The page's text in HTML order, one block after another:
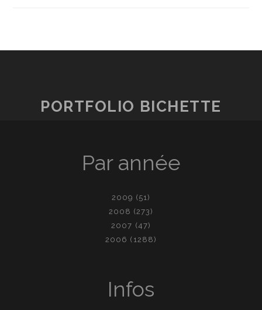
PORTFOLIO BICHETTE
Par année
2009 (51)
2008 (273)
2007 (47)
2006 (1288)
Infos